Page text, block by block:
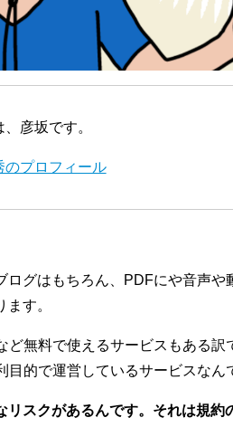
彦坂です。
プロフィール
ログはもちろん、PDFにや音声や
す。
ど無料で使えるサービスもある
的で運営しているサービスなん
リスクがあるんです。それは規約